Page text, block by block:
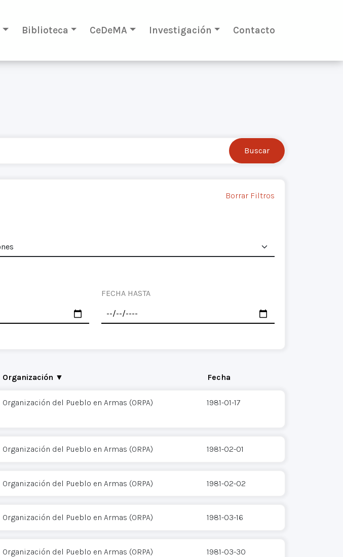
Biblioteca CeDeMA Investigación Contacto
Borrar Filtros
FECHA HASTA
Organización ▼ Fecha
Organización del Pueblo en Armas (ORPA) 1981-01-17
Organización del Pueblo en Armas (ORPA) 1981-02-01
Organización del Pueblo en Armas (ORPA) 1981-02-02
Organización del Pueblo en Armas (ORPA) 1981-03-16
Organización del Pueblo en Armas (ORPA) 1981-03-30